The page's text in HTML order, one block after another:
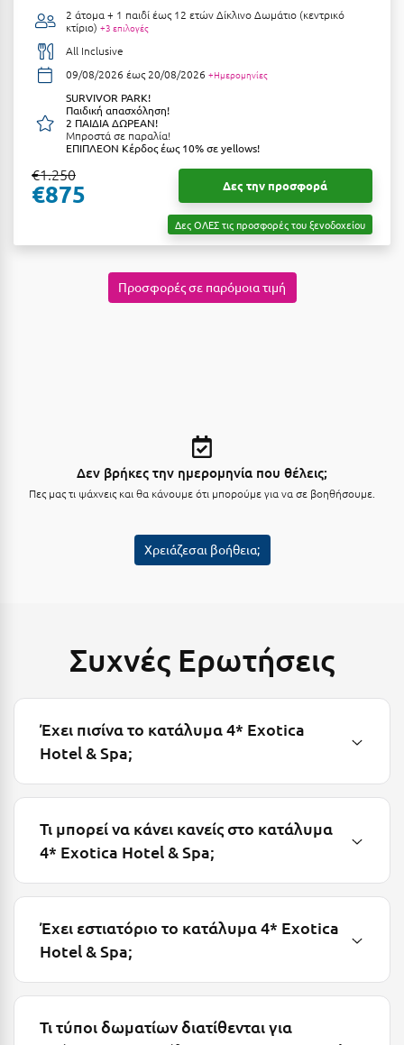
Λαγκάδια
Λακόπετρα Αχαΐας
Λακωνία
Λεπτοκαρυά
Λέσβος
Λευκάδα
Μεσολόγγι
Μεσσηνία
Μέτσοβο
Μήλος
Μπαλί Κρήτης
2 άτομα + 1 παιδί έως 12 ετώνΔίκλινο Δωμάτιο (κεντρικό
κτίριο) +3 επιλογές
All Inclusive
09/08/2026 έως 20/08/2026 +Ημερομηνίες
SURVIVOR PARK!
Παιδική απασχόληση!
2 ΠΑΙΔΙΑ ΔΩΡΕΑΝ!
Μπροστά σε παραλία!
ΕΠΙΠΛΕΟΝ Κέρδος έως 10% σε yellows!
€1.250
€875 Δες την προσφορά
Δες ΟΛΕΣ τις προσφορές του ξενοδοχείου
Προσφορές σε παρόμοια τιμή
Δεν βρήκες την ημερομηνία που θέλεις;
Πες μας τι ψάχνεις και θα κάνουμε ότι μπορούμε για να σε βοηθήσουμε.
Χρειάζεσαι βοήθεια;
Συχνές Ερωτήσεις
Έχει πισίνα το κατάλυμα 4* Exotica
Hotel & Spa;
Τι μπορεί να κάνει κανείς στο κατάλυμα
4* Exotica Hotel & Spa;
Έχει εστιατόριο το κατάλυμα 4* Exotica
Hotel & Spa;
Τι τύποι δωματίων διατίθενται για